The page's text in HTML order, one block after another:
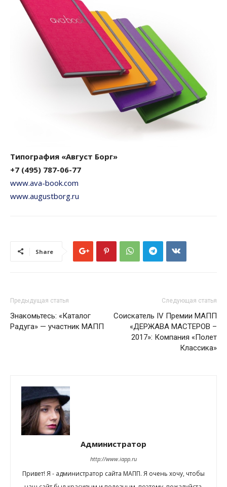
Типография «Август Борг»
+7 (495) 787-06-77
www.ava-book.com
www.augustborg.ru
Share
Предыдущая статья
Знакомьтесь: «Каталог
Радуга» — участник МАПП
Следующая статья
Соискатель IV Премии МАПП
«ДЕРЖАВА МАСТЕРОВ –
2017»: Компания «Полет
Классика»
Администратор
http://www.iapp.ru
Привет! Я - администратор сайта МАПП. Я очень хочу, чтобы